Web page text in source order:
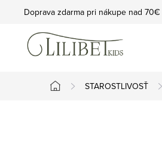
Doprava zdarma pri nákupe nad 70€
Domov
STAROSTLIVOSŤ